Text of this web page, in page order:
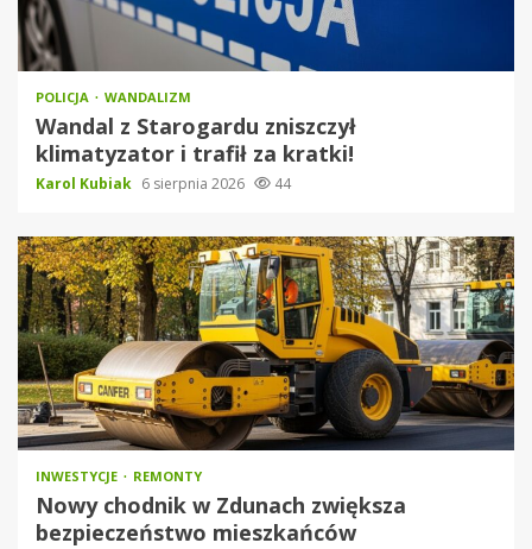
POLICJA WANDALIZM
Wandal z Starogardu zniszczył
klimatyzator i trafił za kratki!
Karol Kubiak 6 sierpnia 2026 44
INWESTYCJE REMONTY
Nowy chodnik w Zdunach zwiększa
bezpieczeństwo mieszkańców